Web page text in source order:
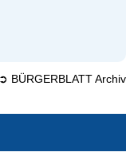
➲ BÜRGERBLATT Archiv